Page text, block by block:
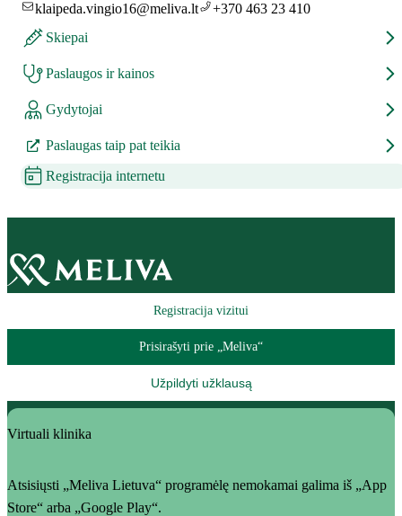
klaipeda.vingio16@meliva.lt
+370 463 23 410
Skiepai
Paslaugos ir kainos
Gydytojai
Paslaugas taip pat teikia
Registracija internetu
Registracija vizitui
Prisirašyti prie „Meliva“
Užpildyti užklausą
Virtuali klinika
Atsisiųsti „Meliva Lietuva“ programėlę nemokamai galima iš „App
Store“ arba „Google Play“.